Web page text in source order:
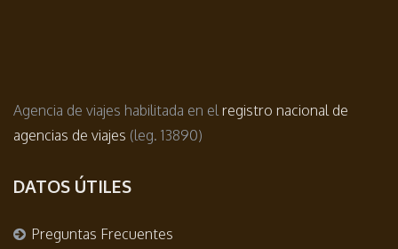
Agencia de viajes habilitada en elregistro nacional de
agencias de viajes (leg. 13890)
DATOS ÚTILES
Preguntas Frecuentes